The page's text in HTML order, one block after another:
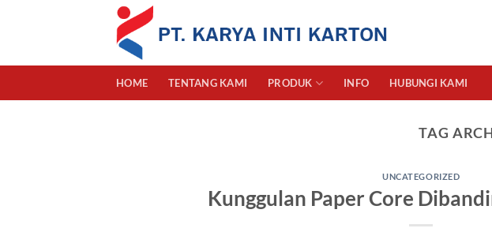
HOME TENTANG KAMI PRODUK INFO HUBUNGI KAMI
TAG
UNCATEGORIZED
Kunggulan Paper Core